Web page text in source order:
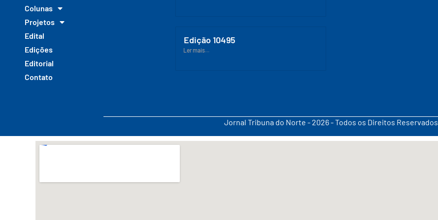
Colunas
Projetos
Edital
Edições
Editorial
Contato
Edição 10495
Ler mais...
Jornal Tribuna do Norte - 2026 - Todos os Direitos Reservados